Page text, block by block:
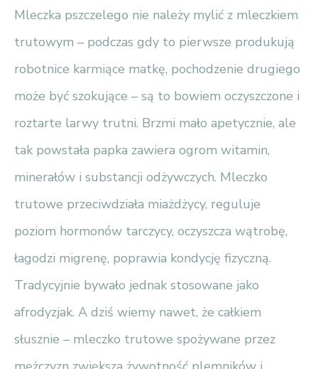
Mleczka pszczelego nie należy mylić z mleczkiem
trutowym – podczas gdy to pierwsze produkują
robotnice karmiące matkę, pochodzenie drugiego
może być szokujące – są to bowiem oczyszczone i
roztarte larwy trutni. Brzmi mało apetycznie, ale
tak powstała papka zawiera ogrom witamin,
minerałów i substancji odżywczych. Mleczko
trutowe przeciwdziała miażdżycy, reguluje
poziom hormonów tarczycy, oczyszcza wątrobę,
łagodzi migrenę, poprawia kondycję fizyczną.
Tradycyjnie bywało jednak stosowane jako
afrodyzjak. A dziś wiemy nawet, że całkiem
słusznie – mleczko trutowe spożywane przez